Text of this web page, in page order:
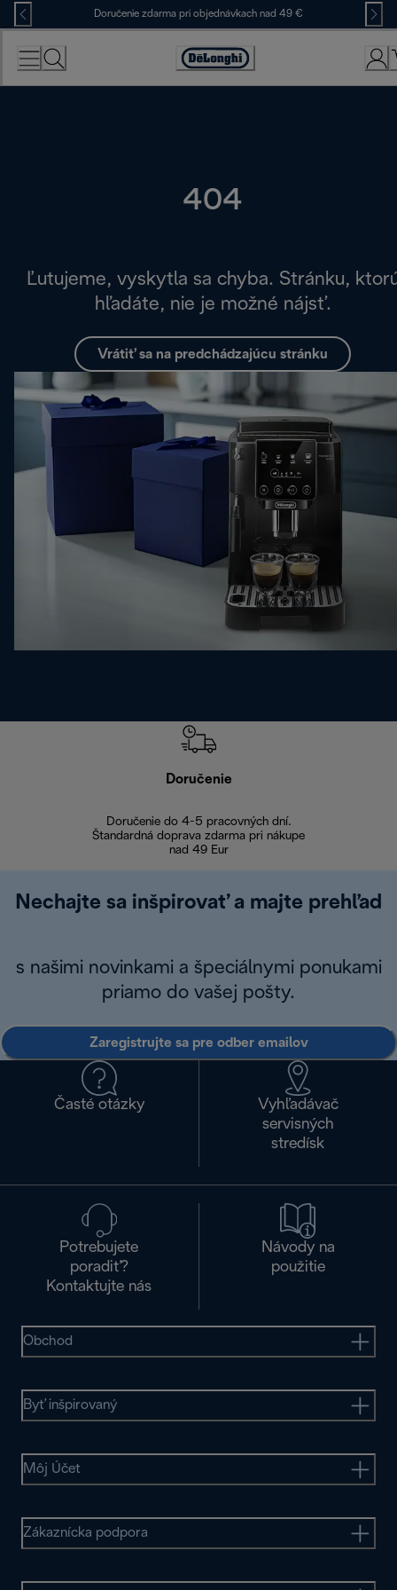
Skip
to
Content
Doručenie zdarma pri objednávkach nad 49 €
Accessibility
Statement
404
Ľutujeme, vyskytla sa chyba. Stránku,
hľadáte, nie je možné nájsť.
Vrátiť sa na predchádzajúcu stránku
Doručenie
Doručenie do 4-5 pracovných dní.
Štandardná doprava zdarma pri nákupe
nad 49 Eur
Nechajte sa inšpirovať a majte prehľad
s našimi novinkami a špeciálnymi ponukami
priamo do vašej pošty.
Zaregistrujte sa pre odber emailov
Časté otázky
Vyhľadávač
servisných
stredísk
Potrebujete
poradiť?
Kontaktujte nás
Návody na
použitie
Obchod
Byť inšpirovaný
Môj Účet
Zákaznícka podpora